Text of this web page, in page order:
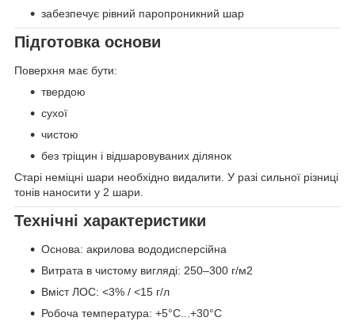
забезпечує рівний паропроникний шар
Підготовка основи
Поверхня має бути:
твердою
сухої
чистою
без тріщин і відшаровуваних ділянок
Старі неміцні шари необхідно видалити. У разі сильної різниці
тонів наносити у 2 шари.
Технічні характеристики
Основа: акрилова вододисперсійна
Витрата в чистому вигляді: 250–300 г/м2
Вміст ЛОС: <3% / <15 г/л
Робоча температура: +5°C...+30°C